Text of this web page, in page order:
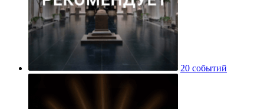
20 событий